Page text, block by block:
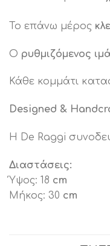
Το επάνω μέρος
Ο ρυθμιζόμενος
Κάθε κομμάτι
Designed &
Η De Raggi
Διαστάσεις:
Ύψος: 18 cm
Μήκος: 30 cm